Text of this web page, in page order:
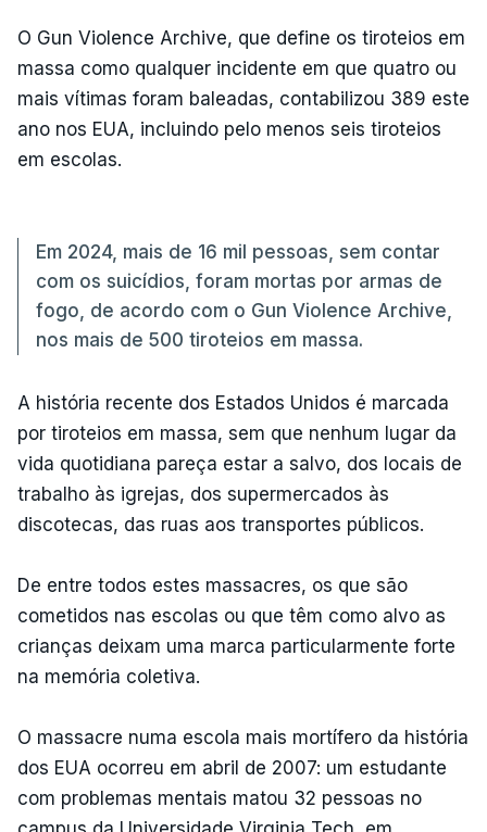
O Gun Violence Archive, que define os tiroteios em
massa como qualquer incidente em que quatro ou
mais vítimas foram baleadas, contabilizou 389 este
ano nos EUA, incluindo pelo menos seis tiroteios
em escolas.
Em 2024, mais de 16 mil pessoas, sem contar
com os suicídios, foram mortas por armas de
fogo, de acordo com o Gun Violence Archive,
nos mais de 500 tiroteios em massa.
A história recente dos Estados Unidos é marcada
por tiroteios em massa, sem que nenhum lugar da
vida quotidiana pareça estar a salvo, dos locais de
trabalho às igrejas, dos supermercados às
discotecas, das ruas aos transportes públicos.
De entre todos estes massacres, os que são
cometidos nas escolas ou que têm como alvo as
crianças deixam uma marca particularmente forte
na memória coletiva.
O massacre numa escola mais mortífero da história
dos EUA ocorreu em abril de 2007: um estudante
com problemas mentais matou 32 pessoas no